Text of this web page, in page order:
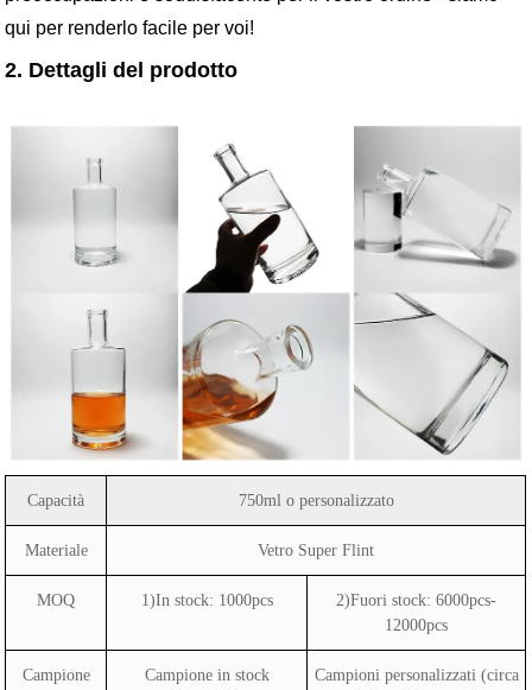
qui per renderlo facile per voi!
2. Dettagli del prodotto
Capacità 750ml o personalizzato
Materiale Vetro Super Flint
MOQ 1)In stock: 1000pcs
2)Fuori stock: 6000pcs-
12000pcs
Campione
Campione in stock
Campioni personalizzati (circa